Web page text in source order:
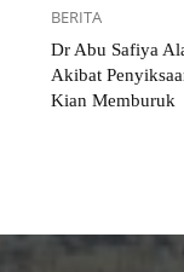
BERITA
Dr Abu Safiya
Akibat
Kian Memburuk